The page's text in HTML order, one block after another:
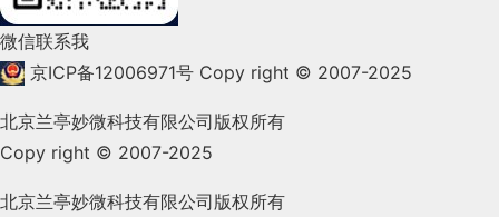
2021年12月(105)
2021年9月(153)
2021年8月(147)
微信联系我
京ICP备12006971号 Copy right © 2007-2025
北京兰亭妙微科技有限公司版权所有
Copy right © 2007-2025
北京兰亭妙微科技有限公司版权所有